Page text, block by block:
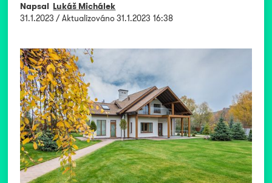
Napsal Lukáš Michálek
31.1.2023 / Aktualizováno31.1.2023 16:38